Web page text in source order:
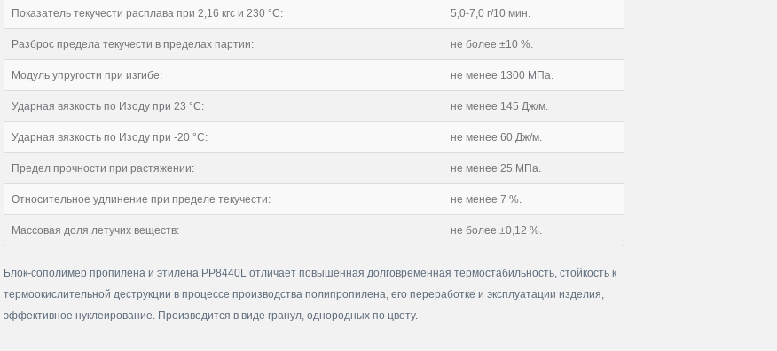
Показатель текучести расплава при 2,16 кгс и 230 °С: 5,0-7,0 г/10 мин.
Разброс предела текучести в пределах партии: не более ±10 %.
Модуль упругости при изгибе: не менее 1300 МПа.
Ударная вязкость по Изоду при 23 °С: не менее 145 Дж/м.
Ударная вязкость по Изоду при -20 °С: не менее 60 Дж/м.
Предел прочности при растяжении: не менее 25 МПа.
Относительное удлинение при пределе текучести: не менее 7 %.
Массовая доля летучих веществ: не более ±0,12 %.
Блок-сополимер пропилена и этилена PP8440L отличает повышенная долговременная термостабильность, стойкость к
термоокислительной деструкции в процессе производства полипропилена, его переработке и эксплуатации изделия,
эффективное нуклеирование. Производится в виде гранул, однородных по цвету.